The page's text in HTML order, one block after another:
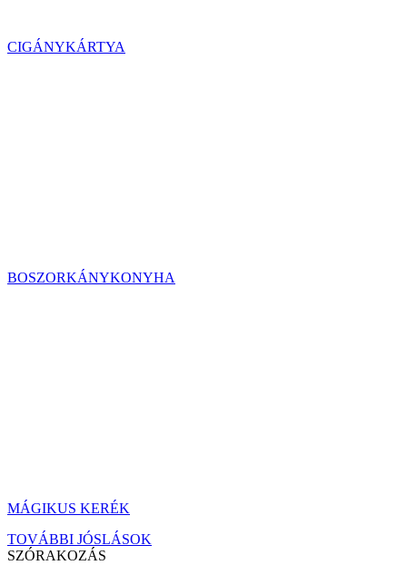
CIGÁNYKÁRTYA
BOSZORKÁNYKONYHA
MÁGIKUS KERÉK
TOVÁBBI JÓSLÁSOK
SZÓRAKOZÁS